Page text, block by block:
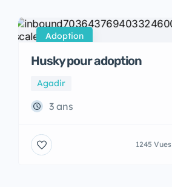
Adoption
Husky pour adoption
Agadir
3 ans
1245 Vues